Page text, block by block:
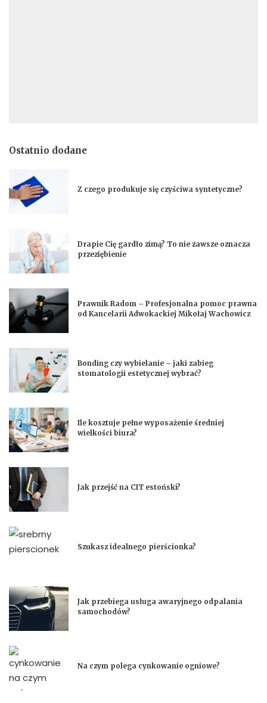
Ostatnio dodane
Z czego produkuje się czyściwa syntetyczne?
Drapie Cię gardło zimą? To nie zawsze oznacza
przeziębienie
Prawnik Radom – Profesjonalna pomoc prawna
od Kancelarii Adwokackiej Mikołaj Wachowicz
Bonding czy wybielanie – jaki zabieg
stomatologii estetycznej wybrać?
Ile kosztuje pełne wyposażenie średniej
wielkości biura?
Jak przejść na CIT estoński?
Szukasz idealnego pierścionka?
Jak przebiega usługa awaryjnego odpalania
samochodów?
Na czym polega cynkowanie ogniowe?